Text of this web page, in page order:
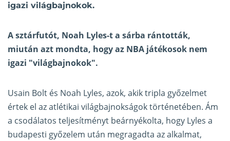
igazi világbajnokok.
A sztárfutót, Noah Lyles-t a sárba rántották,
miután azt mondta, hogy az NBA játékosok nem
igazi "világbajnokok".
Usain Bolt és Noah Lyles, azok, akik tripla győzelmet
értek el az atlétikai világbajnokságok történetében. Ám
a csodálatos teljesítményt beárnyékolta, hogy Lyles a
budapesti győzelem után megragadta az alkalmat,